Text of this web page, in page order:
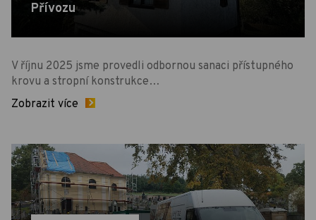
Přívozu
V říjnu 2025 jsme provedli odbornou sanaci přístupného
krovu a stropní konstrukce…
Zobrazit více